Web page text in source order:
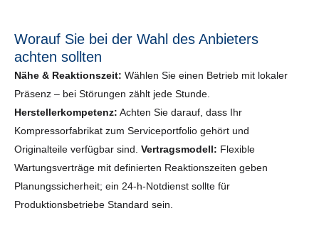
Worauf Sie bei der Wahl des Anbieters
achten sollten
Nähe & Reaktionszeit: Wählen Sie einen Betrieb mit lokaler
Präsenz – bei Störungen zählt jede Stunde.
Herstellerkompetenz: Achten Sie darauf, dass Ihr
Kompressorfabrikat zum Serviceportfolio gehört und
Originalteile verfügbar sind. Vertragsmodell: Flexible
Wartungsverträge mit definierten Reaktionszeiten geben
Planungssicherheit; ein 24-h-Notdienst sollte für
Produktionsbetriebe Standard sein.